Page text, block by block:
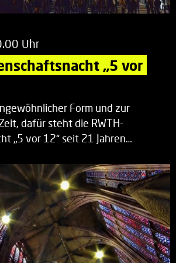
Uhr
„5 vor
Form und zur
dafür steht die RWTH-
„5 vor 12“ seit 21 Jahren…